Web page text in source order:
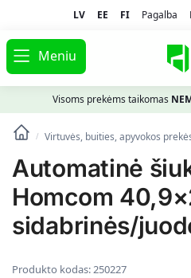
LV EE FI Pagalba
Meniu
Visoms prekėms taikomas
/ Virtuvės, buities, apyvokos
Automatinė
Homcom
sidabrinės/
Produkto kodas:250227